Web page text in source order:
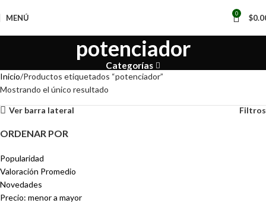
MENÚ 0 $
potenciador
Categorías
Inicio Productos etiquetados “potenciador”
Mostrando el único resultado
Ver barra lateral Filtros
ORDENAR POR
Popularidad
Valoración Promedio
Novedades
Precio: menor a mayor